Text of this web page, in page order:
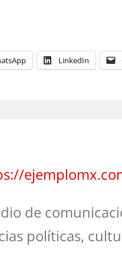
LinkedIn
de
políticas,